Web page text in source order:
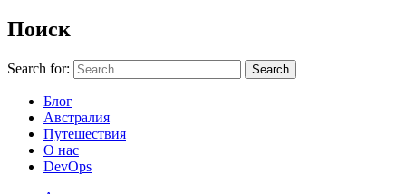
Поиск
Search for: Search
Блог
Австралия
Путешествия
О нас
DevOps